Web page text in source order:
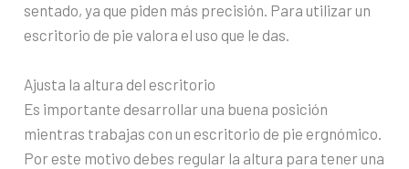
sentado, ya que piden más precisión. Para utilizar un
escritorio de pie valora el uso que le das.
Ajusta la altura del escritorio
Es importante desarrollar una buena posición
mientras trabajas con un escritorio de pie ergnómico.
Por este motivo debes regular la altura para tener una